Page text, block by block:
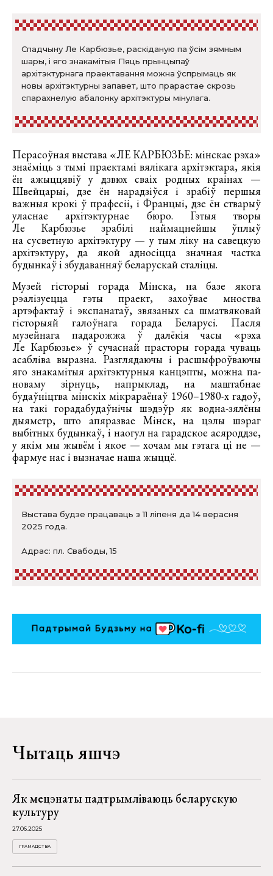
Спадчыну Ле Карбюзье, раскіданую па ўсім зямным
шары, і яго знакамітыя Пяць прынцыпаў
архітэктурнага праектавання можна ўспрымаць як
новы архітэктурны запавет, што прарастае скрозь
спарахнелую абалонку архітэктуры мінулага.
Перасоўная выстава «ЛЕ КАРБЮЗЬЕ: мінскае рэха»
знаёміць з тымі праектамі вялікага архітэктара, якія
ён ажыццявіў у дзвюх сваіх родных краінах —
Швейцарыі, дзе ён нарадзіўся і зрабіў першыя
важныя крокі ў прафесіі, і Францыі, дзе ён стварыў
уласнае архітэктурнае бюро. Гэтыя творы
Ле Карбюзье зрабілі наймацнейшы ўплыў
на сусветную архітэктуру — у тым ліку на савецкую
архітэктуру, да якой адносіцца значная частка
будынкаў і збудаванняў беларускай сталіцы.
Музей гісторыі горада Мінска, на базе якога
рэалізуецца гэты праект, захоўвае мноства
артэфактаў і экспанатаў, звязаных са шматвяковай
гісторыяй галоўнага горада Беларусі. Пасля
музейнага падарожжа ў далёкія часы «рэха
Ле Карбюзье» ў сучаснай прасторы горада чуваць
асабліва выразна. Разглядаючы і расшыфроўваючы
яго знакамітыя архітэктурныя канцэпты, можна па-
новаму зірнуць, напрыклад, на маштабнае
будаўніцтва мінскіх мікрараёнаў 1960–1980-х гадоў,
на такі горадабудаўнічы шэдэўр як водна-зялёны
дыяметр, што апяразвае Мінск, на цэлы шэраг
выбітных будынкаў, і наогул на гарадское асяроддзе,
у якім мы жывём і якое — хочам мы гэтага ці не —
фармуе нас і вызначае наша жыццё.
Выстава будзе працаваць з 11 ліпеня да 14 верасня
2025 года.
Адрас: пл. Свабоды, 15
Чытаць яшчэ
Як мецэнаты падтрымліваюць беларускую
культуру
27.06.2025
ГРАМАДСТВА